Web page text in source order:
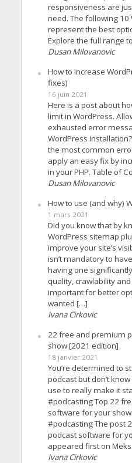
responsiveness are
need. The following
represent the best
Explore the full range
Dusan Milovanovic
How to increase
fixes)
16 juin 2021
Here is a post about
limit in WordPress.
exhausted error
WordPress
the most common
apply an easy fix by
in your PHP. Table of
Dusan Milovanovic
How to use (and why)
1 mars 2021
Did you know that by
WordPress sitemap
improve your site’s
isn’t mandatory to
having one
quality, crawlability
important for better
wanted […]
Ivana Cirkovic
22 free and premium
show [2021 edition]
18 janvier 2021
You’re determined to
podcast but don’t
use to really make it
#podcasting Top 22
software for your
#podcasting The post
podcast software for
appeared first on Meks.
Ivana Cirkovic